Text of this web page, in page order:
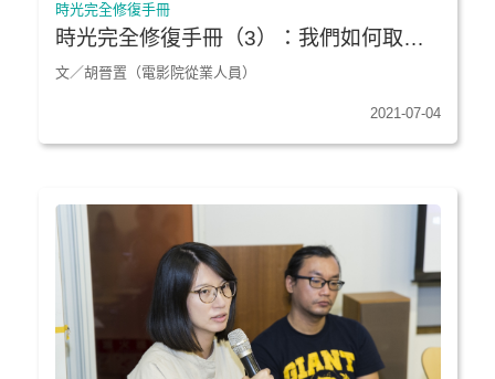
時光完全修復手冊
時光完全修復手冊（3）：我們如何取得
時光的所有權
文／胡晉置（電影院從業人員）
2021-07-04